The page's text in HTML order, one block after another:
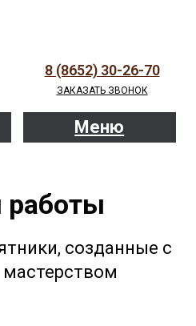
8 (8652) 30-26-70
ЗАКАЗАТЬ ЗВОНОК
Меню
созданные с
мастерством